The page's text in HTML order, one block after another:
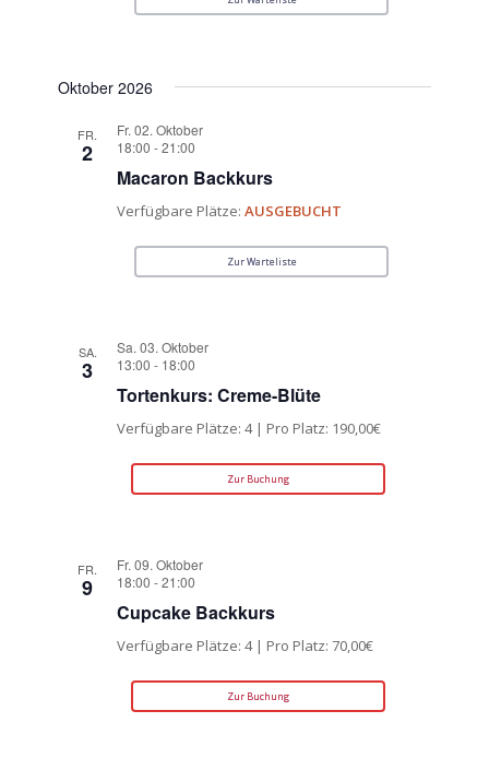
Oktober 2026
FR.
2
Fr. 02. Oktober
18:00 -21:00
Macaron Backkurs
Verfügbare Plätze:AUSGEBUCHT
Zur Warteliste
SA.
3
Sa. 03. Oktober
13:00 - 18:00
Tortenkurs: Creme-Blüte
Verfügbare Plätze: 4 | Pro Platz: 190,00€
Zur Buchung
FR.
9
Fr. 09. Oktober
18:00 -21:00
Cupcake Backkurs
Verfügbare Plätze: 4 | Pro Platz: 70,00€
Zur Buchung